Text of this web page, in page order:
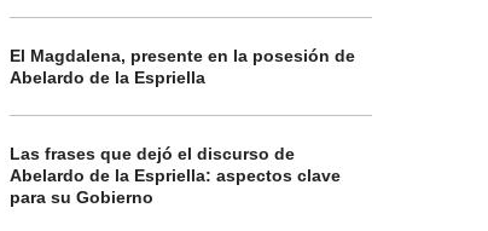
El Magdalena, presente en la posesión de
Abelardo de la Espriella
Las frases que dejó el discurso de
Abelardo de la Espriella: aspectos clave
para su Gobierno